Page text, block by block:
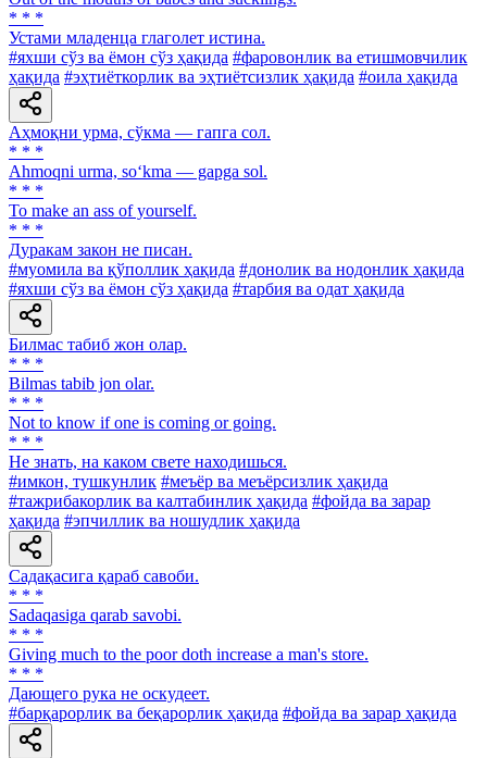
* * *
Устами младенца глаголет истина.
#яхши сўз ва ёмон сўз ҳақида #фаровонлик ва етишмовчилик
ҳақида #эҳтиёткорлик ва эҳтиётсизлик ҳақида #оила ҳақида
Аҳмоқни урма, сўкма — гапга сол.
* * *
Ahmoqni urma, so‘kma — gapga sol.
* * *
To make an ass of yourself.
* * *
Дуракам закон не писан.
#муомила ва қўполлик ҳақида #донолик ва нодонлик ҳақида
#яхши сўз ва ёмон сўз ҳақида #тарбия ва одат ҳақида
Билмас табиб жон олар.
* * *
Bilmas tabib jon olar.
* * *
Not to know if one is coming or going.
* * *
He знать, на каком свете находишься.
#имкон, тушкунлик #меъёр ва меъёрсизлик ҳақида
#тажрибакорлик ва калтабинлик ҳақида #фойда ва зарар
ҳақида #эпчиллик ва ношудлик ҳақида
Садақасига қараб савоби.
* * *
Sadaqasiga qarab savobi.
* * *
Giving much to the poor doth increase a man's store.
* * *
Дающего рука не оскудеет.
#барқарорлик ва беқарорлик ҳақида #фойда ва зарар ҳақида